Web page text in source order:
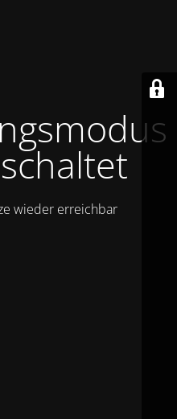
wieder erreichbar